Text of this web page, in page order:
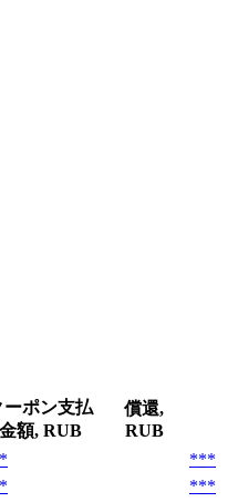
ーポン支払
金額, RUB
償還,
RUB
***
***